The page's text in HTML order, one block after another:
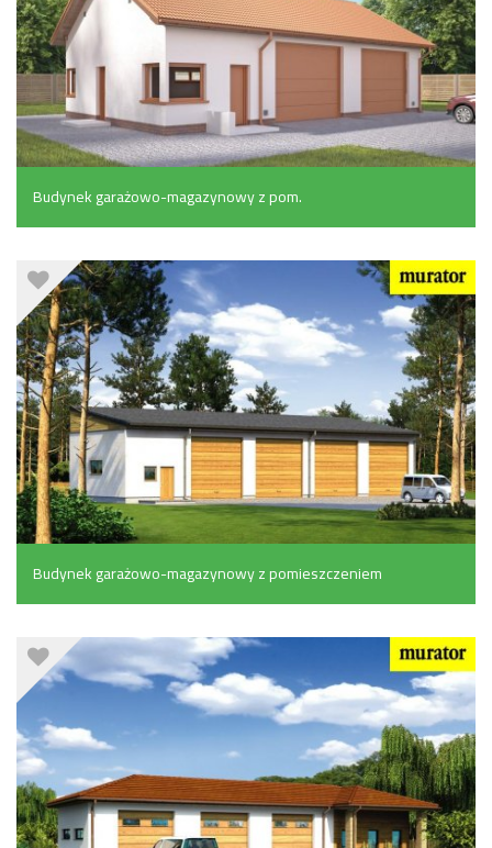
Budynek garażowo-magazynowy z pom.
pomocniczymi (113.7 m²)
Budynek garażowo-magazynowy z pomieszczeniem
gospodarczym (169.6 m²)